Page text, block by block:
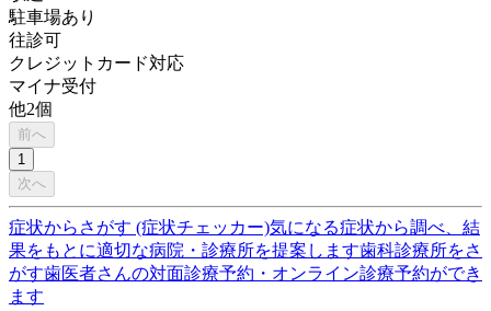
駐車場あり
往診可
クレジットカード対応
マイナ受付
他2個
前へ
1
次へ
症状からさがす (症状チェッカー)気になる症状から調べ、結
果をもとに適切な病院・診療所を提案します歯科診療所をさ
がす歯医者さんの対面診療予約・オンライン診療予約ができ
ます